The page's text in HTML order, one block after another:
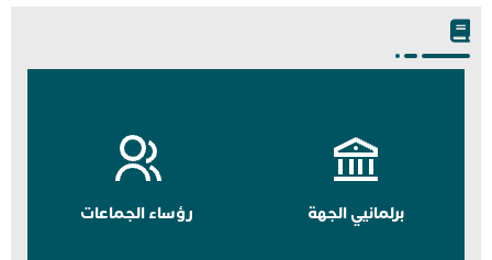
برلمانيي الجهة رؤساء الجماعات